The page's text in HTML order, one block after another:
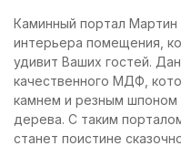
Каминный портал
интерьера помещения,
удивит Ваших гостей.
качественного МДФ,
камнем и резным шпоном
дерева. С таким
станет поистине